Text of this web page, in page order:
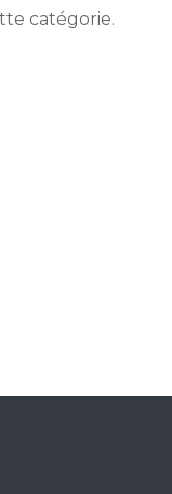
catégorie.